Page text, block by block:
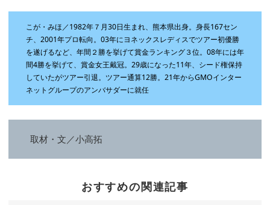
こが・みほ／1982年７月30日生まれ、熊本県出身。身長167セン
チ、2001年プロ転向。03年にヨネックスレディスでツアー初優勝
を遂げるなど、年間２勝を挙げて賞金ランキング３位。08年には年
間4勝を挙げて、賞金女王戴冠。29歳になった11年、シード権保持
していたがツアー引退。ツアー通算12勝。21年からGMOインター
ネットグループのアンバサダーに就任
取材・文／小高拓
おすすめの関連記事